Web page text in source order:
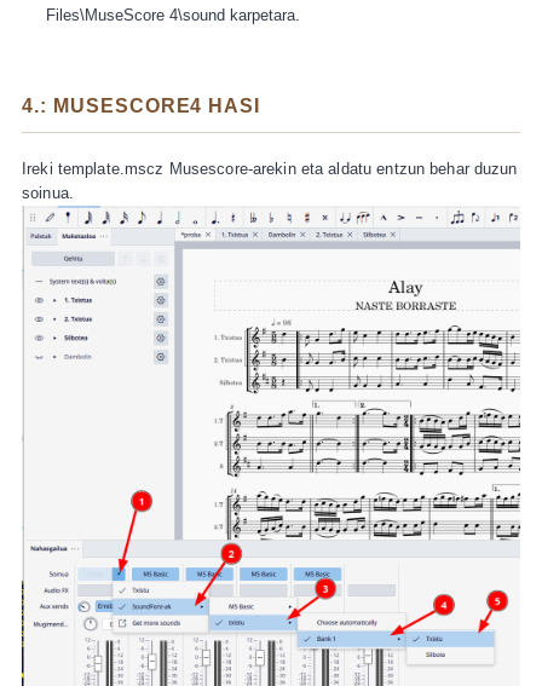
Files\MuseScore 4\sound karpetara.
4.: MUSESCORE4 HASI
Ireki template.mscz Musescore-arekin eta aldatu entzun behar duzun
soinua.